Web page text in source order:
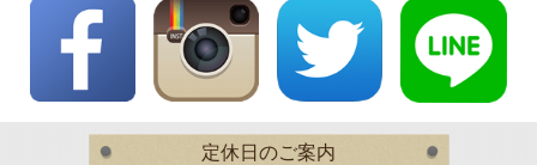
定休日のご案内